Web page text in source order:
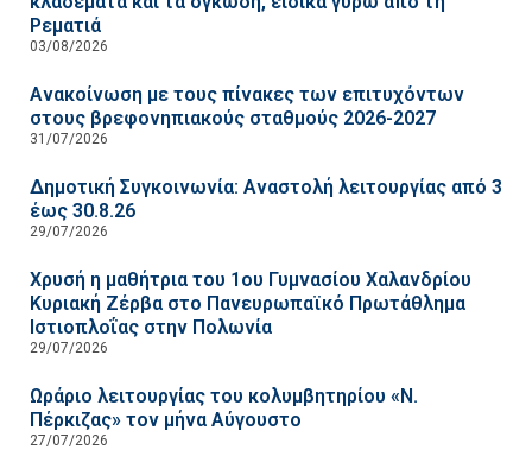
Ρεματιά
03/08/2026
Ανακοίνωση με τους πίνακες των επιτυχόντων
στους βρεφονηπιακούς σταθμούς 2026-2027
31/07/2026
Δημοτική Συγκοινωνία: Αναστολή λειτουργίας από 3
έως 30.8.26
29/07/2026
Χρυσή η μαθήτρια του 1ου Γυμνασίου Χαλανδρίου
Κυριακή Ζέρβα στο Πανευρωπαϊκό Πρωτάθλημα
Ιστιοπλοΐας στην Πολωνία
29/07/2026
Ωράριο λειτουργίας του κολυμβητηρίου «Ν.
Πέρκιζας» τον μήνα Αύγουστο
27/07/2026